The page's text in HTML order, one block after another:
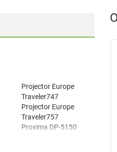
Projector Europe
Traveler747
Projector Europe
Traveler757
Proxima DP-5150